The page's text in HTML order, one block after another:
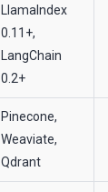
LlamaIndex
0.11+,
LangChain
0.2+
Pinecone,
Weaviate,
Qdrant